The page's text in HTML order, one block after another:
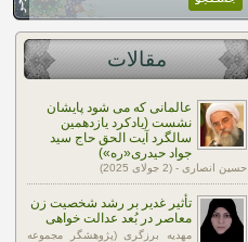
مقالات
عالمانی که می شود پایشان
نشست (یادکرد یازدهمین
سالگرد آیت الحق حاج سید
جواد حیدری«ره»)
حسین انصاری - (2 جولای 2025)
تأثیر غدیر بر رشد شخصیت زن
معاصر در بُعد عدالت خواهی
مهدیه برزگری (پژوهشگر مجموعه